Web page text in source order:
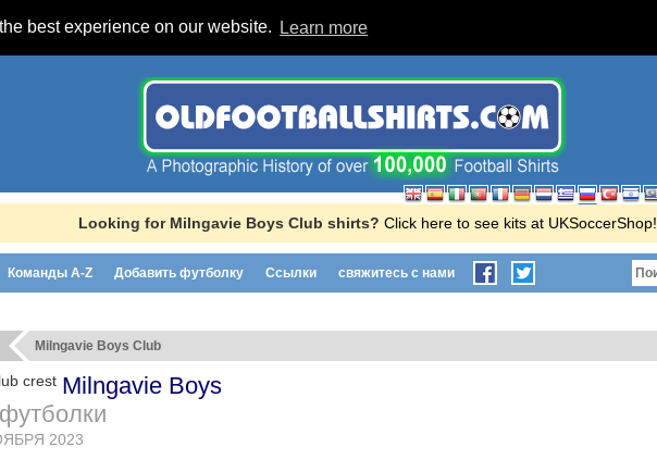
best experience on our website. Learn more
Looking for Milngavie Boys Club shirts? Click here to see kits at UKSoccerShop!
Команды A-Z Добавить футболку Ссылки свяжитесь с нами
Milngavie Boys Club
Milngavie Boys
футболки
2023